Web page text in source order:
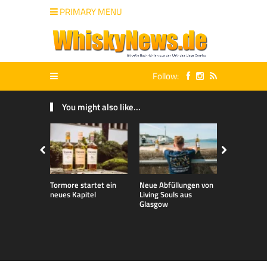
PRIMARY MENU
Follow:
You might also like...
Tormore startet ein
neues Kapitel
Neue Abfüllungen von
Living Souls aus
Glasgow